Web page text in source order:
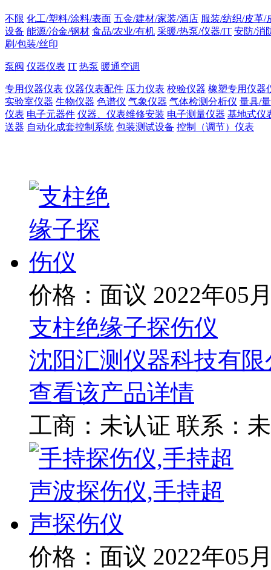
不限 化工/塑料/涂料/表面 五金/建材/家装/酒店 服装/纺织/皮革/
设备 能源/冶金/钢材 食品/农业/有机 采暖/热泵/仪器/IT 安防/消
刷/包装/丝印
泵阀 仪器仪表 IT 热泵 暖通空调
专用仪器仪表 仪器仪表配件 压力仪表 校验仪器 橡塑专用仪器
实验室仪器 生物仪器 色谱仪 气象仪器 气体检测分析仪 量具/
仪表 电子元器件 仪器、仪表维修安装 电子测量仪器 基地式仪
送器 自动化成套控制系统 包装测试设备 控制（调节）仪表
价格：面议 2022年05
支柱绝缘子探伤仪
沈阳汇测仪器科技有限
查看该产品详情
工商： 未认证 联系：
价格：面议 2022年05